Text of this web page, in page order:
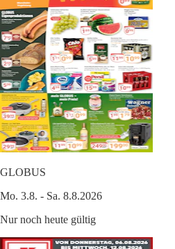
GLOBUS
Mo. 3.8. - Sa. 8.8.2026
Nur noch heute gültig